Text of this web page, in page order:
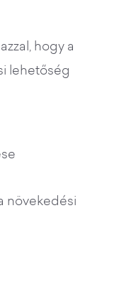
hogy a
lehetőség
növekedési